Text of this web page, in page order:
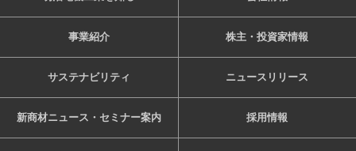
事業紹介 株主・投資家情報
サステナビリティ ニュースリリース
新商材ニュース・セミナー案内 採用情報